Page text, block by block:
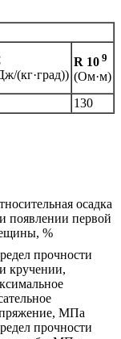
(кг·град))
R 10 9
(Ом·м)
130
осадка
появлении первой
%
прочности
кручении,
МПа
прочности